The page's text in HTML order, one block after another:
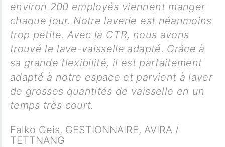
environ 200 employés viennent manger
chaque jour. Notre laverie est néanmoins
trop petite. Avec la CTR, nous avons
trouvé le lave-vaisselle adapté. Grâce à
sa grande flexibilité, il est parfaitement
adapté à notre espace et parvient à laver
de grosses quantités de vaisselle en un
temps très court.
Falko Geis, GESTIONNAIRE, AVIRA /
TETTNANG